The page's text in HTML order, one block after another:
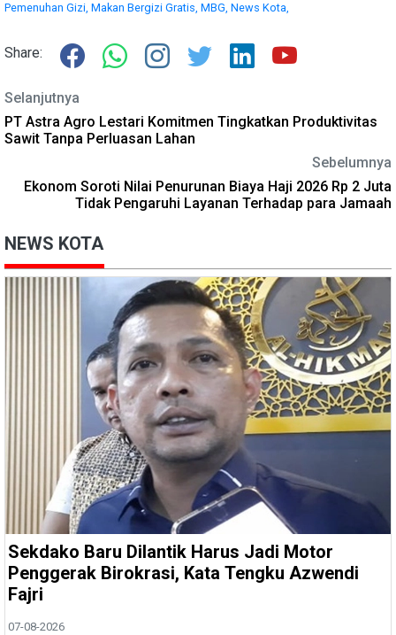
Pemenuhan Gizi, Makan Bergizi Gratis, MBG, News Kota,
Share:
Selanjutnya
PT Astra Agro Lestari Komitmen Tingkatkan Produktivitas
Sawit Tanpa Perluasan Lahan
Sebelumnya
Ekonom Soroti Nilai Penurunan Biaya Haji 2026 Rp 2 Juta
Tidak Pengaruhi Layanan Terhadap para Jamaah
NEWS KOTA
Sekdako Baru Dilantik Harus Jadi Motor
Penggerak Birokrasi, Kata Tengku Azwendi
Fajri
07-08-2026